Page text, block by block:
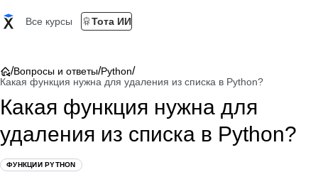
Все курсы Тота ИИ
/Вопросы и ответы/Python/
Какая функция нужна для удаления из списка в Python?
Какая функция нужна для
удаления из списка в Python?
ФУНКЦИИ PYTHON